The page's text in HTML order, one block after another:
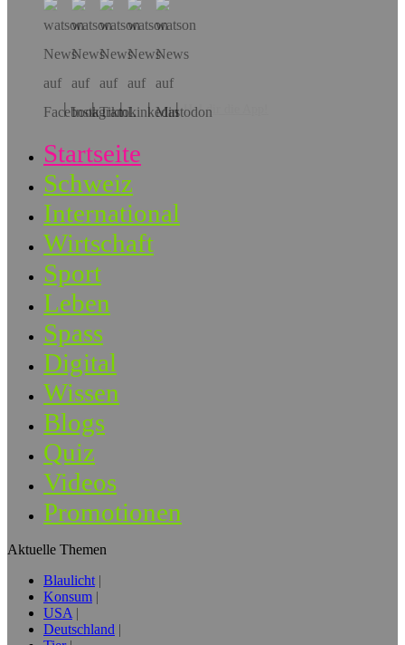
Hol dir die App!
Startseite
Schweiz
International
Wirtschaft
Sport
Leben
Spass
Digital
Wissen
Blogs
Quiz
Videos
Promotionen
Aktuelle Themen
Blaulicht
Konsum
USA
Deutschland